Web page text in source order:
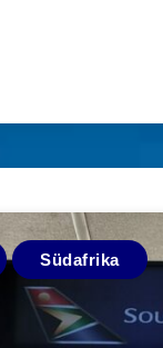
Südafrika